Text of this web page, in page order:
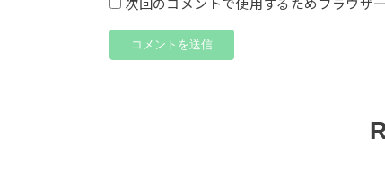
次回のコメントで使用するためブラウザ